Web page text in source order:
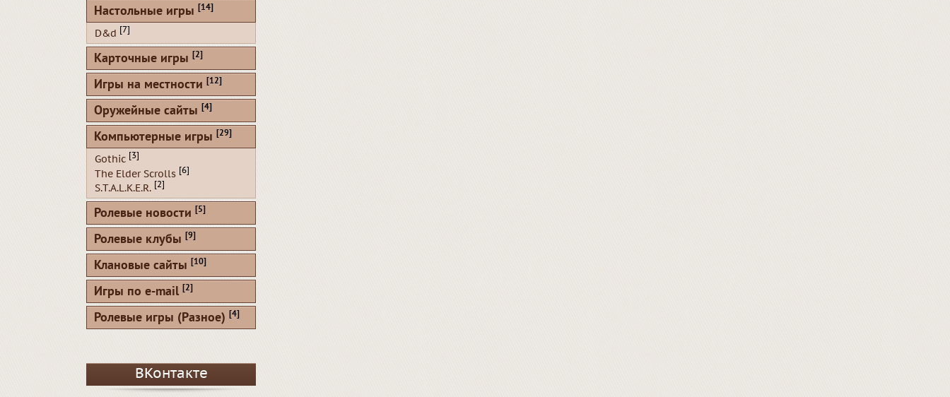
Настольные игры [14]
D&d [7]
Карточные игры [2]
Игры на местности [12]
Оружейные сайты [4]
Компьютерные игры [29]
Gothic [3]
The Elder Scrolls [6]
S.T.A.L.K.E.R. [2]
Ролевые новости [5]
Ролевые клубы [9]
Клановые сайты [10]
Игры по e-mail [2]
Ролевые игры (Разное) [4]
ВКонтакте